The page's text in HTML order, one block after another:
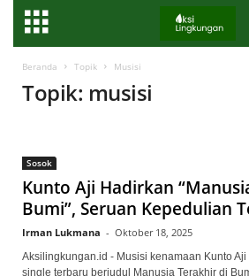
Beranda Topik Musisi
Topik: musisi
Sosok
Kunto Aji Hadirkan
Bumi”, Seruan Kepedulian
Irman Lukmana - Oktober 18, 2025
Aksilingkungan.id - Musisi kenamaan Kunto
single terbaru berjudul Manusia Terakhir di